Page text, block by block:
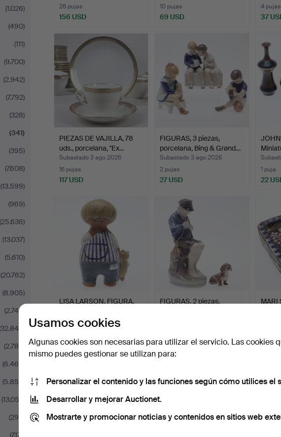
(1.026)
(490)
(111)
(9.700)
(2.942)
(7.792)
(328)
(341)
(395)
(7.608)
(13.599)
(969)
(25.636)
(13.037)
(5.610)
(20.762)
(8.905)
(2.740)
(2.788)
(6.465)
(5.859)
(13.053)
(298)
(7.171)
26 pujas
156 USD
10 pujas
69 USD
4 pujas
37
PIEZAS DE VAJILLA, 78
uds., porcelana, "Ex…
Subastado 3 ago 2026
16 pujas
117 USD
FIGURAS, 3 piezas,
porcelana, Bing & Grønd…
Subastado 3 ago 2026
2 pujas
27 USD
1 puja
22
LISA LARSON. FIGURA,
Subastado 1 ago 2026
159 USD
FIGURAS, 2 piezas,
27 USD
MARI
38
Usamos cookies
Algunas cookies son necesarias para utilizar el servicio. Las cookies
mismo puedes gestionar se utilizan para:
Personalizar el contenido y las funciones según cómo utilices el
Desarrollar y mejorar Auctionet.
Mostrarte y promocionar noticias y contenidos en sitios web